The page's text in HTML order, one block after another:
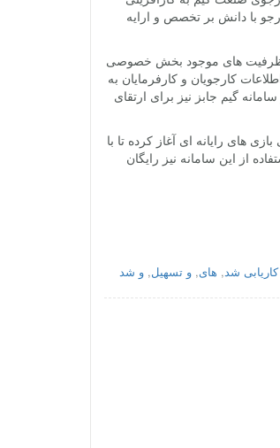
با دانش بر تخصص و ارایه
از ظرفیت های موجود بخش خصوصی
کارجویان و کارفرمایان به
گیم جابز نیز برای ارتقای
های رایانه ای آغاز کرده تا با
از این سامانه نیز رایگان
کاریابی شد, های,و تسهیل,و شد